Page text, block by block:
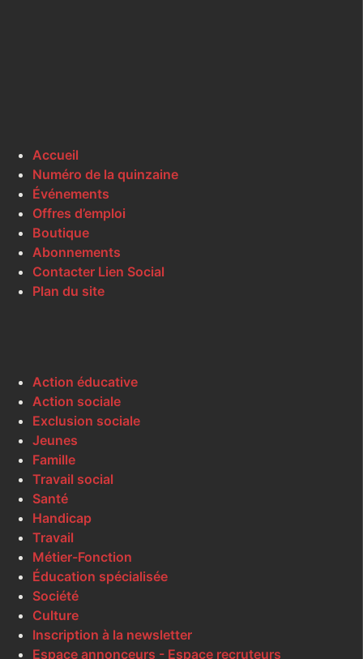
Accueil
Numéro de la quinzaine
Événements
Offres d’emploi
Boutique
Abonnements
Contacter Lien Social
Plan du site
Action éducative
Action sociale
Exclusion sociale
Jeunes
Famille
Travail social
Santé
Handicap
Travail
Métier-Fonction
Éducation spécialisée
Société
Culture
Inscription à la newsletter
Espace annonceurs - Espace recruteurs